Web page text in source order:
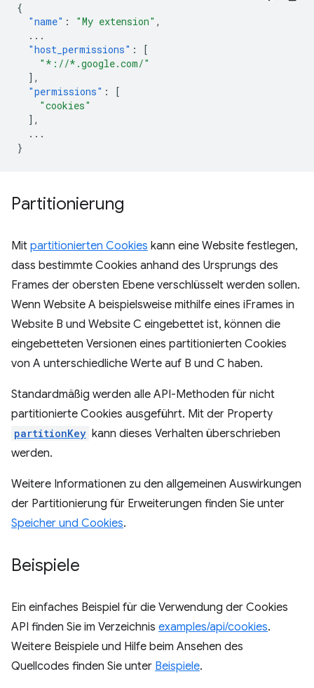
{
"name" : "My extension" ,
...
"host_permissions" :
[
"*://*.google.com/"
],
"permissions" :
[
"cookies"
],
...
}
Partitionierung
Mit partitionierten Cookies kann eine Website festlegen,
dass bestimmte Cookies anhand des Ursprungs des
Frames der obersten Ebene verschlüsselt werden sollen.
Wenn Website A beispielsweise mithilfe eines iFrames in
Website B und Website C eingebettet ist, können die
eingebetteten Versionen eines partitionierten Cookies
von A unterschiedliche Werte auf B und C haben.
Standardmäßig werden alle API-Methoden für nicht
partitionierte Cookies ausgeführt. Mit der Property
partitionKey kann dieses Verhalten überschrieben
werden.
Weitere Informationen zu den allgemeinen Auswirkungen
der Partitionierung für Erweiterungen finden Sie unter
Speicher und Cookies.
Beispiele
Ein einfaches Beispiel für die Verwendung der Cookies
API finden Sie im Verzeichnis examples/api/cookies.
Weitere Beispiele und Hilfe beim Ansehen des
Quellcodes finden Sie unter Beispiele.